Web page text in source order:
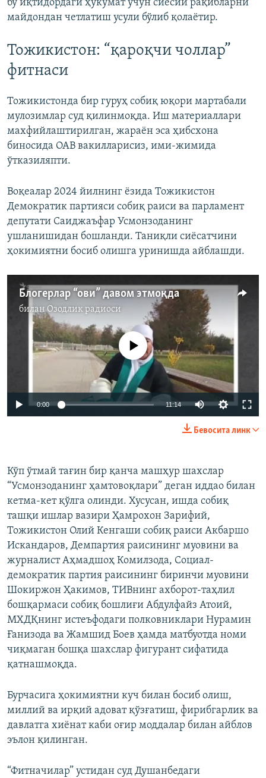
бу иқтидордаги ҳукумат учун сиёсий рақибларни
майдондан четлатиш усули бўлиб қолаётир.
Тожикистон: “қароқчи чоллар”
фитнаси
Тожикистонда бир гуруҳ собиқ юқори мартабали
мулозимлар суд қилинмоқда. Иш материаллари
махфийлаштирилган, жараён эса ҳибсхона
биносида ОАВ вакилларисиз, ими-жимида
ўтказиляпти.
Воқеалар 2024 йилнинг ёзида Тожикистон
Демократик партияси собиқ раиси ва парламент
депутати Саиджаъфар Усмонзоданинг
ушланишидан бошланди. Таниқли сиёсатчини
ҳокимиятни босиб олишга уринишда айблашди.
Блогерлар “ови” давом этмоқда
билан Озодлик радиоси
720p 1080p
Айни дамда медиа-манба мавжуд эмас
0:00 11:14 Auto
720p
1080p
Бевосита линк
Кўп ўтмай тағин бир қанча машҳур шахслар
“Усмонзоданинг ҳамтовоқлари” деган иддао билан
кетма-кет қўлга олинди. Хусусан, ишда собиқ
ташқи ишлар вазири Ҳамрохон Зарифий,
Тожикистон Олий Кенгаши собиқ раиси Акбаршо
Искандаров, Демпартия раисининг муовини ва
журналист Аҳмадшоҳ Комилзода, Социал-
демократик партия раисининг биринчи муовини
Шокиржон Ҳакимов, ТИВнинг ахборот-таҳлил
бошқармаси собиқ бошлиғи Абдулфайз Атоий,
МХДҚнинг истеъфодаги полковниклари Нурамин
Ғанизода ва Жамшид Боев ҳамда матбуотда номи
чиқмаган бошқа шахслар фигурант сифатида
қатнашмоқда.
Бурчасига ҳокимиятни куч билан босиб олиш,
миллий ва ирқий адоват қўзғатиш, фирибгарлик ва
давлатга хиёнат каби оғир моддалар билан айблов
эълон қилинган.
“Фитначилар” устидан суд Душанбедаги